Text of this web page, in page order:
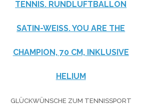
TENNIS. RUNDLUFTBALLON
SATIN-WEISS. YOU ARE THE
CHAMPION, 70 CM, INKLUSIVE
HELIUM
GLÜCKWÜNSCHE ZUM TENNISSPORT